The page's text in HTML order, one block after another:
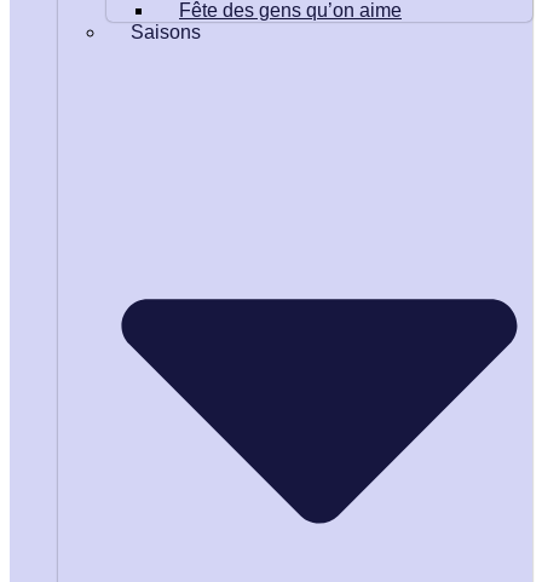
Fête des gens qu’on aime
Saisons